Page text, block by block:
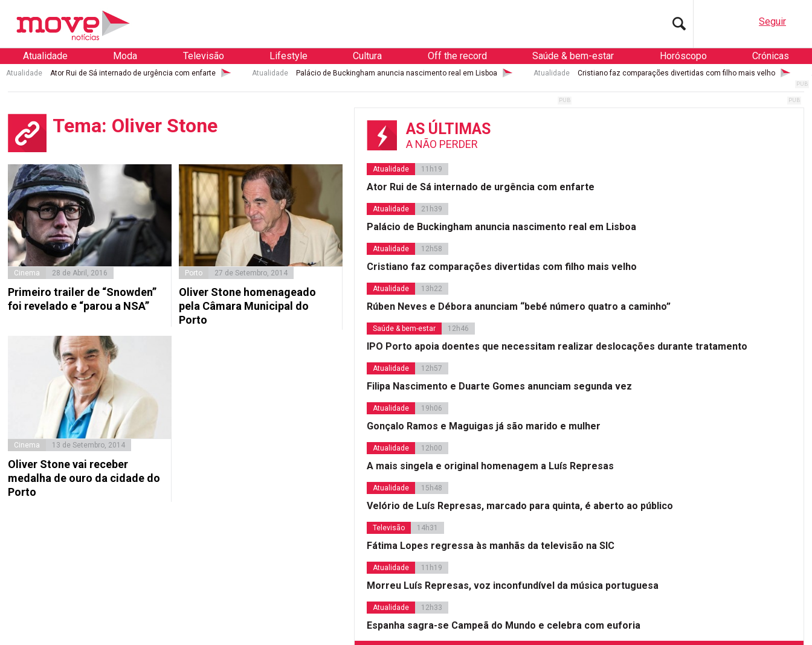
Seguir
Atualidade Moda Televisão Lifestyle Cultura Off the record Saúde & bem-estar Horóscopo Crónicas
Atualidade Ator Rui de Sá internado de urgência com enfarte Atualidade Palácio de Buckingham anuncia nascimento real em Lisboa Atualidade Cristiano faz comparações divertidas com filho mais velho
Tema: Oliver Stone
Cinema 28 de Abril, 2016
Primeiro trailer de “Snowden”
foi revelado e “parou a NSA”
Porto 27 de Setembro, 2014
Oliver Stone homenageado
pela Câmara Municipal do
Porto
Cinema 13 de Setembro, 2014
Oliver Stone vai receber
medalha de ouro da cidade do
Porto
AS ÚLTIMAS
A NÃO PERDER
Atualidade 11h19
Ator Rui de Sá internado de urgência com enfarte
Atualidade 21h39
Palácio de Buckingham anuncia nascimento real em Lisboa
Atualidade 12h58
Cristiano faz comparações divertidas com filho mais velho
Atualidade 13h22
Rúben Neves e Débora anunciam “bebé número quatro a caminho”
Saúde & bem-estar 12h46
IPO Porto apoia doentes que necessitam realizar deslocações durante tratamento
Atualidade 12h57
Filipa Nascimento e Duarte Gomes anunciam segunda vez
Atualidade 19h06
Gonçalo Ramos e Maguigas já são marido e mulher
Atualidade 12h00
A mais singela e original homenagem a Luís Represas
Atualidade 15h48
Velório de Luís Represas, marcado para quinta, é aberto ao público
Televisão 14h31
Fátima Lopes regressa às manhãs da televisão na SIC
Atualidade 11h19
Morreu Luís Represas, voz inconfundível da música portuguesa
Atualidade 12h33
Espanha sagra-se Campeã do Mundo e celebra com euforia